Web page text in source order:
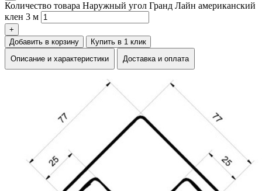
Количество товара Наружный угол Гранд Лайн американский
клен 3 м
+
Добавить в корзину
Купить в 1 клик
Описание и характеристики
Доставка и оплата